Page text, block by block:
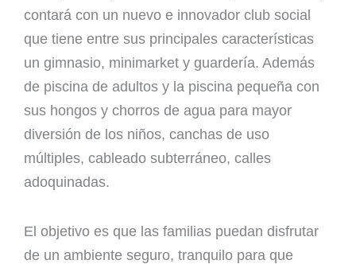
contará con un nuevo e innovador club social
que tiene entre sus principales características
un gimnasio, minimarket y guardería. Además
de piscina de adultos y la piscina pequeña con
sus hongos y chorros de agua para mayor
diversión de los niños, canchas de uso
múltiples, cableado subterráneo, calles
adoquinadas.
El objetivo es que las familias puedan disfrutar
de un ambiente seguro, tranquilo para que